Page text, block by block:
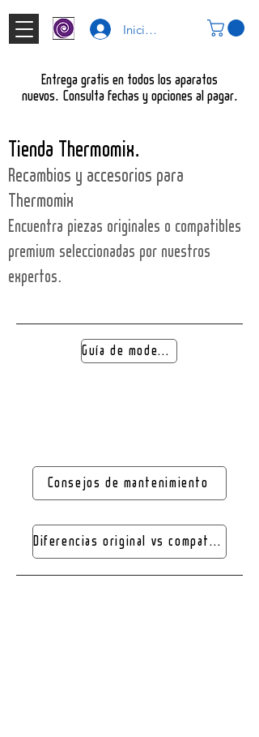
Iniciar Sesión
Entrega gratis en todos los aparatos
nuevos. Consulta fechas y opciones al pagar.
Tienda Thermomix.
Recambios y accesorios para
Thermomix
Encuentra piezas originales o compatibles
premium seleccionadas por nuestros
expertos.
Guía de modelos Thermomix
Consejos de mantenimiento
Diferencias original vs compatible